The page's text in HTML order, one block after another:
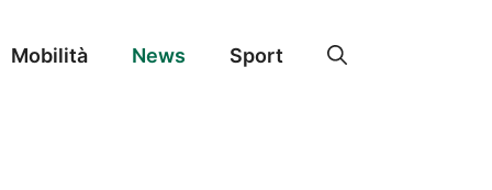
Mobilità News Sport